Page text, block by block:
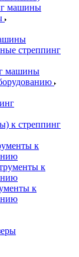
машины
стреппинг
машины
к стреппинг
к
к
к